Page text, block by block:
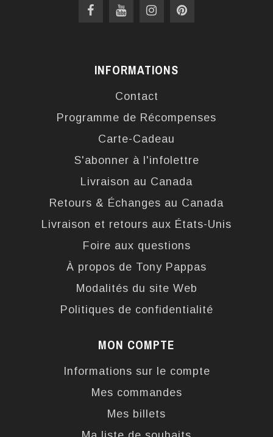
INFORMATIONS
Contact
Programme de Récompenses
Carte-Cadeau
S'abonner à l'infolettre
Livraison au Canada
Retours & Échanges au Canada
Livraison et retours aux États-Unis
Foire aux questions
À propos de Tony Pappas
Modalités du site Web
Politiques de confidentialité
MON COMPTE
Informations sur le compte
Mes commandes
Mes billets